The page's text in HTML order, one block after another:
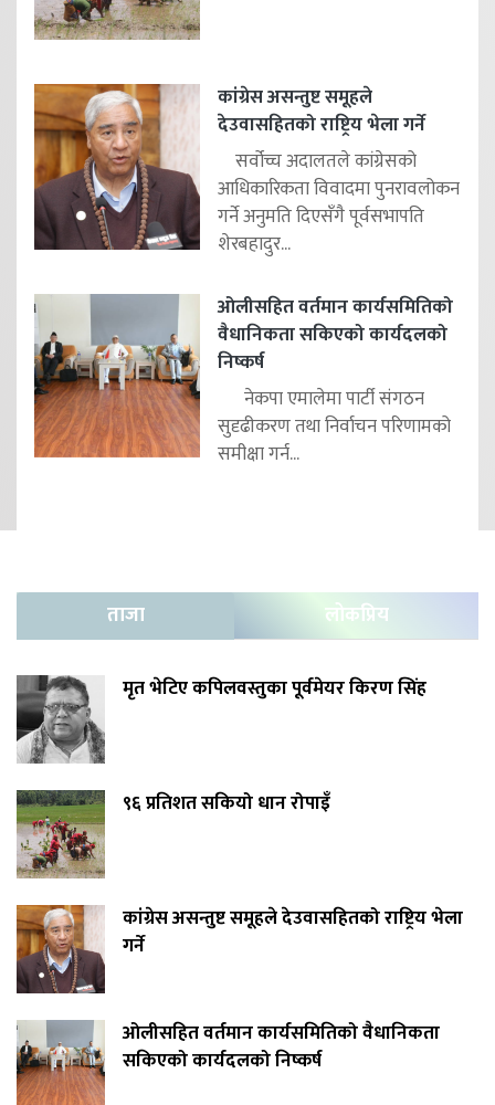
कांग्रेस असन्तुष्ट समूहले
देउवासहितको राष्ट्रिय भेला गर्ने
सर्वोच्च अदालतले कांग्रेसको
आधिकारिकता विवादमा पुनरावलोकन
गर्ने अनुमति दिएसँगै पूर्वसभापति
शेरबहादुर...
ओलीसहित वर्तमान कार्यसमितिको
वैधानिकता सकिएको कार्यदलको
निष्कर्ष
नेकपा एमालेमा पार्टी संगठन
सुदृढीकरण तथा निर्वाचन परिणामको
समीक्षा गर्न...
ताजा लोकप्रिय
मृत भेटिए कपिलवस्तुका पूर्वमेयर किरण सिंह
९६ प्रतिशत सकियो धान रोपाइँ
कांग्रेस असन्तुष्ट समूहले देउवासहितको राष्ट्रिय भेला
गर्ने
ओलीसहित वर्तमान कार्यसमितिको वैधानिकता
सकिएको कार्यदलको निष्कर्ष